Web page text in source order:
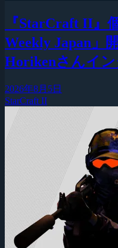
『StarCraft II』
Weekly Japan」
Horikenさんイ
2026年8月5日
StarCraft II